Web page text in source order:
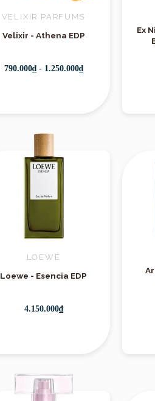
VELIXIR PARFUMS
Velixir - Athena EDP
790.000₫ - 1.250.000₫
Ex
LOEWE
Loewe - Esencia EDP
4.150.000₫